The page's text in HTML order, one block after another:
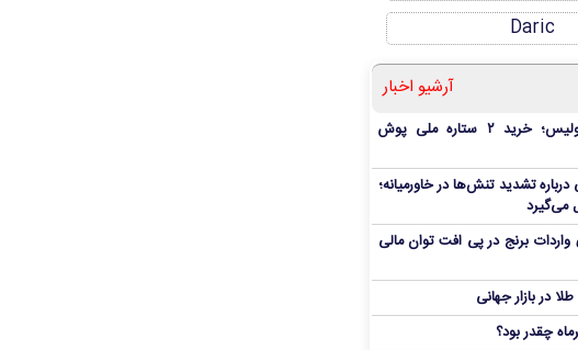
Daric
آرشیو اخبار
بمب شبانه پرسپولیس؛ خرید ۲ ستاره ملی پوش
تشدید تنش‌ها در خاورمیانه؛
می‌گیرد
واردات برنج در پی افت توان مالی
در بازار جهانی
چقدر بود؟